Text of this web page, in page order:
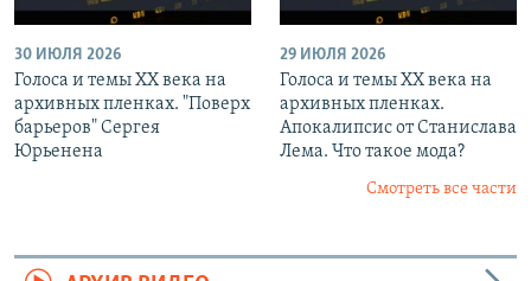
30 ИЮЛЯ 2026
Голоса и темы XX века на
архивных пленках. "Поверх
барьеров" Сергея
Юрьенена
29 ИЮЛЯ 2026
Голоса и темы XX века на
архивных пленках.
Апокалипсис от Станислава
Лема. Что такое мода?
Смотреть все части